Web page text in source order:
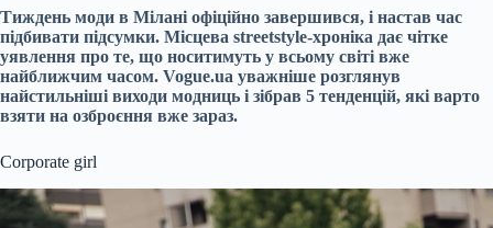
Тиждень моди в Мілані офіційно завершився, і настав час
підбивати підсумки. Місцева streetstyle-хроніка дає чітке
уявлення про те, що носитимуть у всьому світі вже
найближчим часом. Vogue.ua уважніше розглянув
найстильніші виходи модниць і зібрав 5 тенденцій, які варто
взяти на озброєння вже зараз.
Corporate girl